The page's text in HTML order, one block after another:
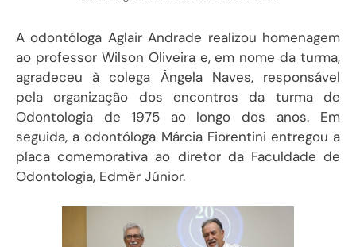
A odontóloga Aglair Andrade realizou homenagem
ao professor Wilson Oliveira e, em nome da turma,
agradeceu à colega Ângela Naves, responsável
pela organização dos encontros da turma de
Odontologia de 1975 ao longo dos anos. Em
seguida, a odontóloga Márcia Fiorentini entregou a
placa comemorativa ao diretor da Faculdade de
Odontologia, Edmêr Júnior.